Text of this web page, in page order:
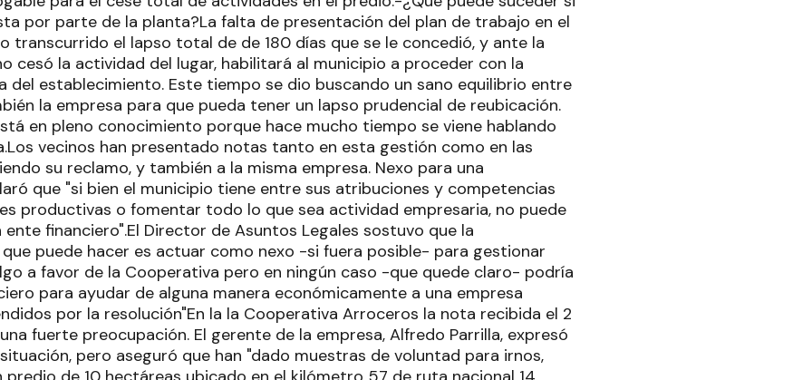
por parte de la planta?La falta de presentación del plan de trabajo en el
transcurrido el lapso total de de 180 días que se le concedió, y ante la
cesó la actividad del lugar, habilitará al municipio a proceder con la
del establecimiento. Este tiempo se dio buscando un sano equilibrio entre
la empresa para que pueda tener un lapso prudencial de reubicación.
en pleno conocimiento porque hace mucho tiempo se viene hablando
vecinos han presentado notas tanto en esta gestión como en las
su reclamo, y también a la misma empresa. Nexo para una
que "si bien el municipio tiene entre sus atribuciones y competencias
productivas o fomentar todo lo que sea actividad empresaria, no puede
financiero".El Director de Asuntos Legales sostuvo que la
puede hacer es actuar como nexo -si fuera posible- para gestionar
a favor de la Cooperativa pero en ningún caso -que quede claro- podría
para ayudar de alguna manera económicamente a una empresa
por la resolución"En la la Cooperativa Arroceros la nota recibida el 2
fuerte preocupación. El gerente de la empresa, Alfredo Parrilla, expresó
pero aseguró que han "dado muestras de voluntad para irnos,